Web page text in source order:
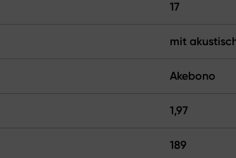
17
mit
Akebono
1,97
189